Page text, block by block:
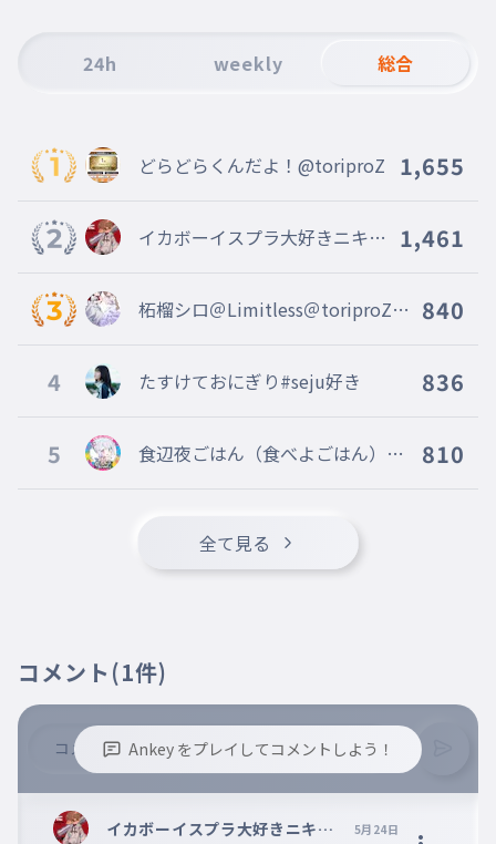
24h weekly 総合
どらどらくんだよ！@toriproZ 1,655
イカボーイスプラ大好きニキ＜
1,461
柘榴シロ＠Limitless＠toriproZ＠ 840
4 たすけておにぎり#seju好き 836
5
食辺夜ごはん（食べよごはん）フ
810
全て見る
コメント (1件)
Ankey をプレイしてコメントしよう！
※コメントするには、ログインが必要です。
イカボーイスプラ大好きニキ＜
5月24日